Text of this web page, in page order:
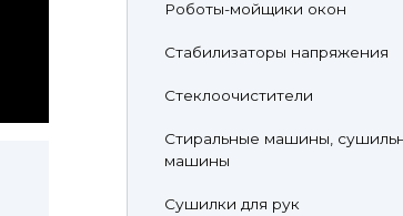
Роботы-мойщики окон
Стабилизаторы напряжения
Стеклоочистители
Стиральные машины,
машины
Сушилки для рук